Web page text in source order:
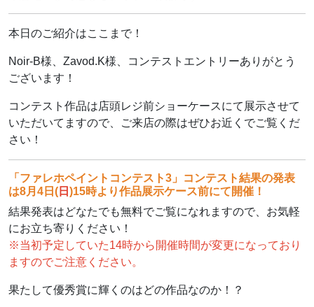
本日のご紹介はここまで！
Noir-B様、Zavod.K様、コンテストエントリーありがとう
ございます！
コンテスト作品は店頭レジ前ショーケースにて展示させて
いただいてますので、ご来店の際はぜひお近くでご覧くだ
さい！
「ファレホペイントコンテスト3」コンテスト結果の発表
は8月4日( 日 )15時より作品展示ケース前にて開催！
結果発表はどなたでも無料でご覧になれますので、お気軽
にお立ち寄りください！
※当初予定していた14時から開催時間が変更になっており
ますのでご注意ください。
果たして優秀賞に輝くのはどの作品なのか！？